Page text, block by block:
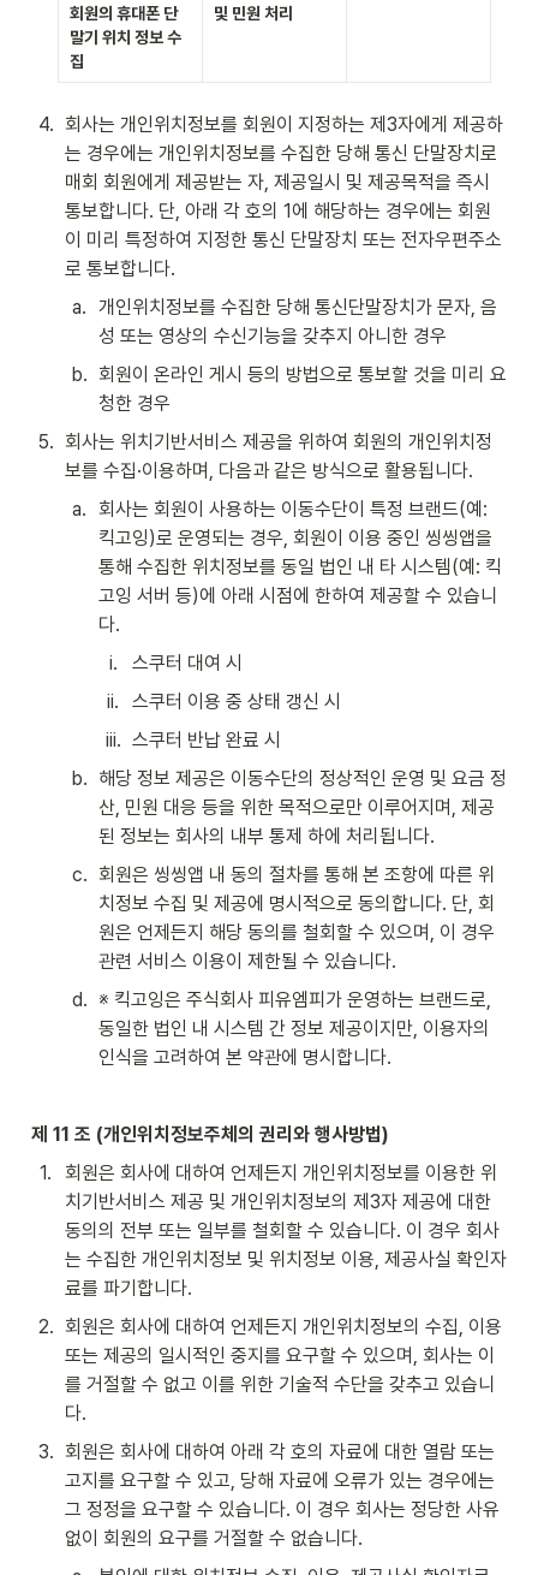
회원의 휴대폰 단
말기 위치 정보 수
집
및 민원 처리
4. 회사는 개인위치정보를 회원이 지정하는 제3자에게 제공하
는 경우에는 개인위치정보를 수집한 당해 통신 단말장치로
매회 회원에게 제공받는 자, 제공일시 및 제공목적을 즉시
통보합니다. 단, 아래 각 호의 1에 해당하는 경우에는 회원
이 미리 특정하여 지정한 통신 단말장치 또는 전자우편주소
로 통보합니다.
a. 개인위치정보를 수집한 당해 통신단말장치가 문자, 음
성 또는 영상의 수신기능을 갖추지 아니한 경우
b. 회원이 온라인 게시 등의 방법으로 통보할 것을 미리 요
청한 경우
5. 회사는 위치기반서비스 제공을 위하여 회원의 개인위치정
보를 수집·이용하며, 다음과 같은 방식으로 활용됩니다.
a. 회사는 회원이 사용하는 이동수단이 특정 브랜드(예:
킥고잉)로 운영되는 경우, 회원이 이용 중인 씽씽앱을
통해 수집한 위치정보를 동일 법인 내 타 시스템(예: 킥
고잉 서버 등)에 아래 시점에 한하여 제공할 수 있습니
다.
i.
스쿠터 대여 시
ii.
스쿠터 이용 중 상태 갱신 시
iii. 스쿠터 반납 완료 시
b. 해당 정보 제공은 이동수단의 정상적인 운영 및 요금 정
산, 민원 대응 등을 위한 목적으로만 이루어지며, 제공
된 정보는 회사의 내부 통제 하에 처리됩니다.
c. 회원은 씽씽앱 내 동의 절차를 통해 본 조항에 따른 위
치정보 수집 및 제공에 명시적으로 동의합니다. 단, 회
원은 언제든지 해당 동의를 철회할 수 있으며, 이 경우
관련 서비스 이용이 제한될 수 있습니다.
d. ※ 킥고잉은 주식회사 피유엠피가 운영하는 브랜드로,
동일한 법인 내 시스템 간 정보 제공이지만, 이용자의
인식을 고려하여 본 약관에 명시합니다.
제 11 조 (개인위치정보주체의 권리와 행사방법)
1.
회원은 회사에 대하여 언제든지 개인위치정보를 이용한 위
치기반서비스 제공 및 개인위치정보의 제3자 제공에 대한
동의의 전부 또는 일부를 철회할 수 있습니다. 이 경우 회사
는 수집한 개인위치정보 및 위치정보 이용, 제공사실 확인자
료를 파기합니다.
2. 회원은 회사에 대하여 언제든지 개인위치정보의 수집, 이용
또는 제공의 일시적인 중지를 요구할 수 있으며, 회사는 이
를 거절할 수 없고 이를 위한 기술적 수단을 갖추고 있습니
다.
3. 회원은 회사에 대하여 아래 각 호의 자료에 대한 열람 또는
고지를 요구할 수 있고, 당해 자료에 오류가 있는 경우에는
그 정정을 요구할 수 있습니다. 이 경우 회사는 정당한 사유
없이 회원의 요구를 거절할 수 없습니다.